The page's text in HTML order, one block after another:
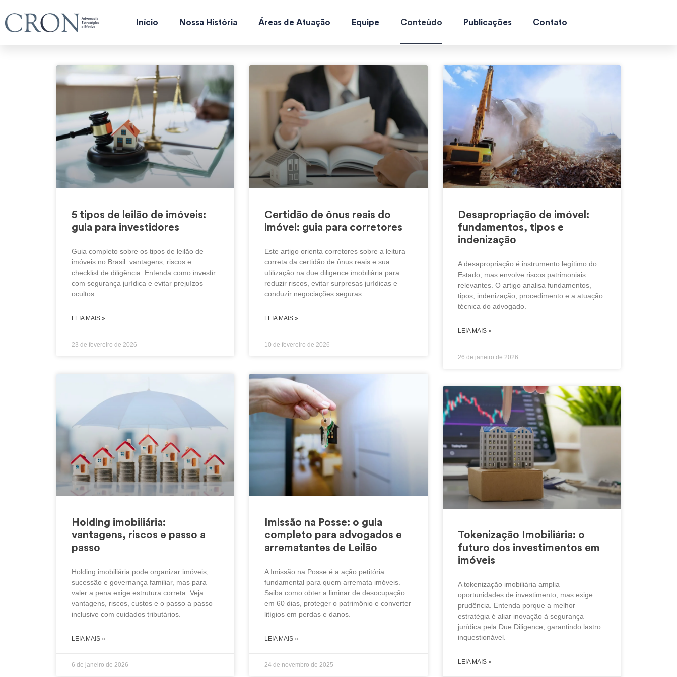
Início Nossa História Áreas de Atuação Equipe Conteúdo Publicações Contato
5 tipos de leilão de imóveis:
guia para investidores
Guia completo sobre os tipos de leilão de
imóveis no Brasil: vantagens, riscos e
checklist de diligência. Entenda como investir
com segurança jurídica e evitar prejuízos
ocultos.
LEIA MAIS »
23 de fevereiro de 2026
Certidão de ônus reais do
imóvel: guia para corretores
Este artigo orienta corretores sobre a leitura
correta da certidão de ônus reais e sua
utilização na due diligence imobiliária para
reduzir riscos, evitar surpresas jurídicas e
conduzir negociações seguras.
LEIA MAIS »
10 de fevereiro de 2026
Desapropriação de imóvel:
fundamentos, tipos e
indenização
A desapropriação é instrumento legítimo do
Estado, mas envolve riscos patrimoniais
relevantes. O artigo analisa fundamentos,
tipos, indenização, procedimento e a atuação
técnica do advogado.
LEIA MAIS »
26 de janeiro de 2026
Holding imobiliária:
vantagens, riscos e passo a
passo
Holding imobiliária pode organizar imóveis,
sucessão e governança familiar, mas para
valer a pena exige estrutura correta. Veja
vantagens, riscos, custos e o passo a passo –
inclusive com cuidados tributários.
LEIA MAIS »
6 de janeiro de 2026
Imissão na Posse: o guia
completo para advogados e
arrematantes de Leilão
A Imissão na Posse é a ação petitória
fundamental para quem arremata imóveis.
Saiba como obter a liminar de desocupação
em 60 dias, proteger o patrimônio e converter
litígios em perdas e danos.
LEIA MAIS »
24 de novembro de 2025
Tokenização Imobiliária: o
futuro dos investimentos em
imóveis
A tokenização imobiliária amplia
oportunidades de investimento, mas exige
prudência. Entenda porque a melhor
estratégia é aliar inovação à segurança
jurídica pela Due Diligence, garantindo lastro
inquestionável.
LEIA MAIS »